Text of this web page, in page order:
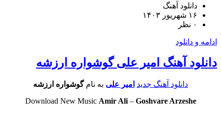
دانلود آهنگ
و دانلود
آهنگ امیر علی گوشواره ارزشه
دانلود آهنگ جدید امیر علیبه نام گوشواره ارزشه
Download New Music Amir Ali–Goshvare Arzeshe